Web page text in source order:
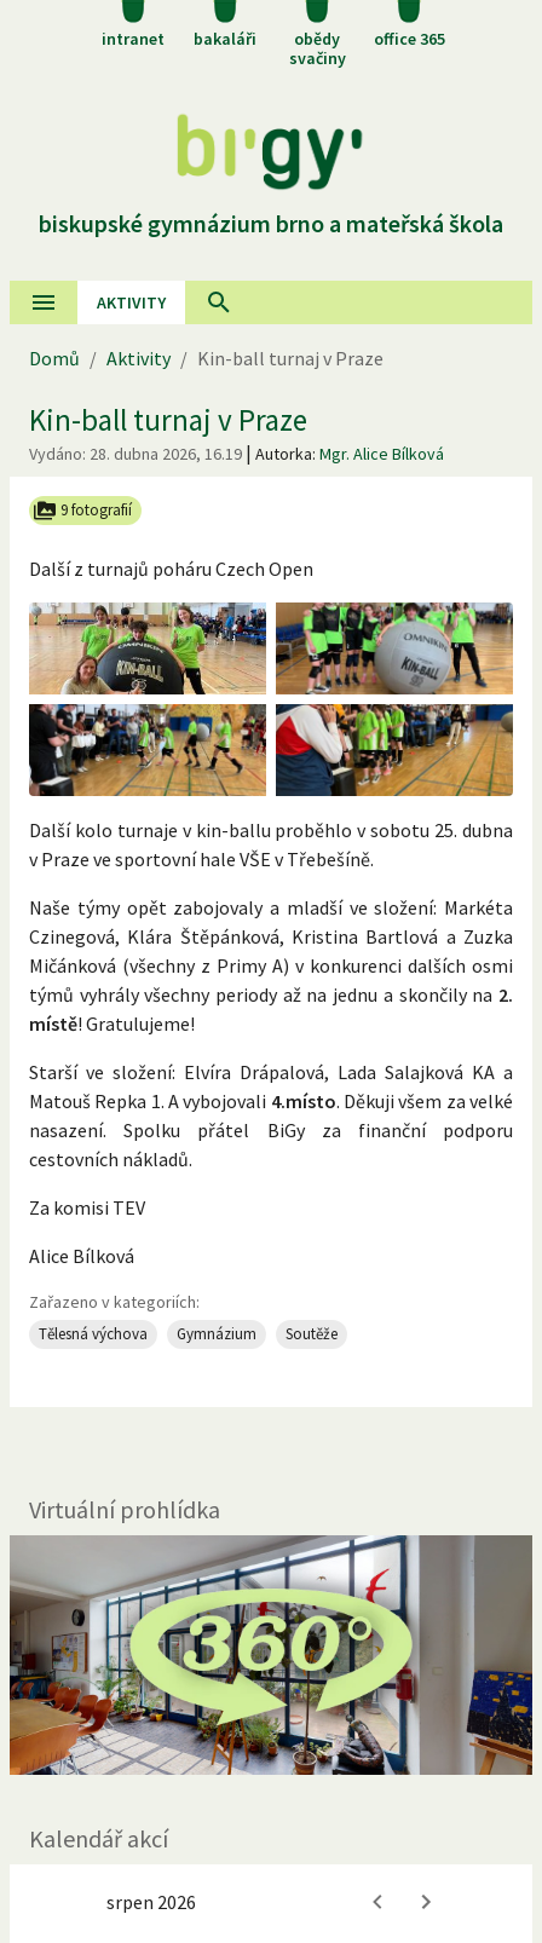
intranet bakaláři
obědy
svačiny
office 365
biskupské gymnázium brno a mateřská škola
AKTIVITY
Domů / Aktivity / Kin-ball turnaj v Praze
Kin-ball turnaj v Praze
Vydáno: 28. dubna 2026, 16.19 | Autorka: Mgr. Alice Bílková
9 fotografií
Další z turnajů poháru Czech Open
Další kolo turnaje v kin-ballu proběhlo v sobotu 25. dubna
v Praze ve sportovní hale VŠE v Třebešíně.
Naše týmy opět zabojovaly a mladší ve složení: Markéta
Czinegová, Klára Štěpánková, Kristina Bartlová a Zuzka
Mičánková (všechny z Primy A) v konkurenci dalších osmi
týmů vyhrály všechny periody až na jednu a skončily na 2.
místě! Gratulujeme!
Starší ve složení: Elvíra Drápalová, Lada Salajková KA a
Matouš Repka 1. A vybojovali 4.místo. Děkuji všem za velké
nasazení. Spolku přátel BiGy za finanční podporu
cestovních nákladů.
Za komisi TEV
Alice Bílková
Zařazeno v kategoriích:
Tělesná výchova Gymnázium Soutěže
Virtuální prohlídka
Kalendář akcí
srpen 2026